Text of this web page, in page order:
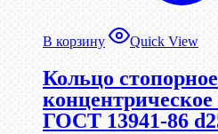
В корзину Quick View
Кольцо стопорное
концентрическое
ГОСТ 13941-86